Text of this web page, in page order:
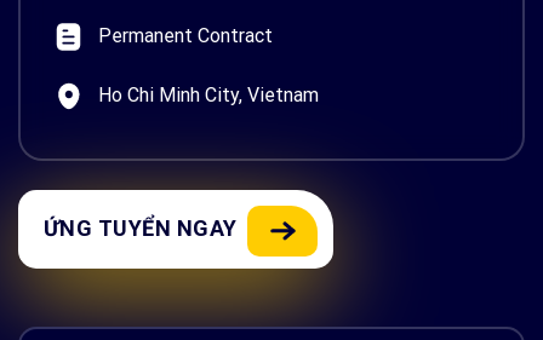
Permanent Contract
Ho Chi Minh City, Vietnam
ỨNG TUYỂN NGAY